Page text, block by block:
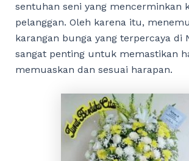
sentuhan seni yang mencerminkan
pelanggan. Oleh karena itu,
karangan bunga yang terpercaya di
sangat penting untuk memastikan
memuaskan dan sesuai harapan.